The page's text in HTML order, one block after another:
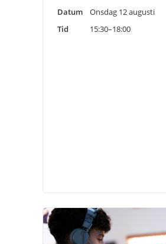
Datum
Onsdag 12 augusti
Tid
15:30–18:00